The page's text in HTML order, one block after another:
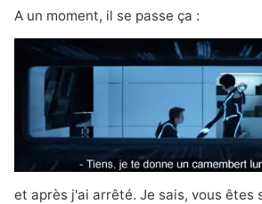
A un moment, il se passe ça :
et après j'ai arrêté. Je sais, vous êtes